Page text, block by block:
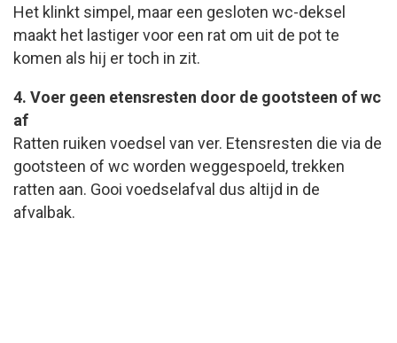
Het klinkt simpel, maar een gesloten wc-deksel
maakt het lastiger voor een rat om uit de pot te
komen als hij er toch in zit.
4. Voer geen etensresten door de gootsteen of wc
af
Ratten ruiken voedsel van ver. Etensresten die via de
gootsteen of wc worden weggespoeld, trekken
ratten aan. Gooi voedselafval dus altijd in de
afvalbak.